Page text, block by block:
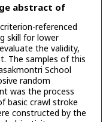
abstract of
referenced
skill for lower
the validity,
The samples of this
School
random
was the process
basic crawl stroke
constructed by the